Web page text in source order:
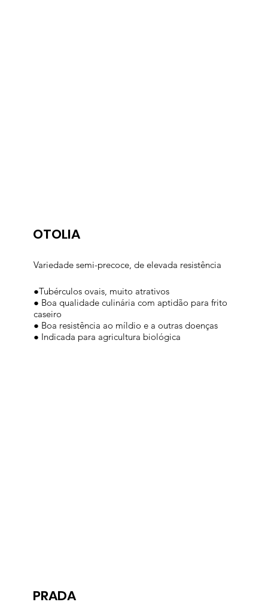
OTOLIA
Variedade semi-precoce, de elevada resistência
●Tubérculos ovais, muito atrativos
● Boa qualidade culinária com aptidão para frito
caseiro
● Boa resistência ao míldio e a outras doenças
● Indicada para agricultura biológica
PRADA